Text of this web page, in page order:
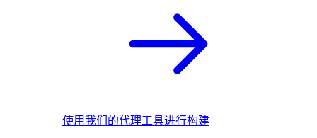
使用我们的代理工具进行构建